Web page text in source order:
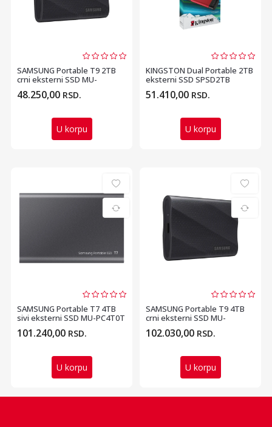
SAMSUNG Portable T9 2TB
crni eksterni SSD MU-
PG2T0B
48.250,00 RSD.
U korpu
KINGSTON Dual Portable 2TB
eksterni SSD SPSD2TB
51.410,00 RSD.
U korpu
SAMSUNG Portable T7 4TB
sivi eksterni SSD MU-PC4T0T
101.240,00 RSD.
U korpu
SAMSUNG Portable T9 4TB
crni eksterni SSD MU-
PG4T0B
102.030,00 RSD.
U korpu